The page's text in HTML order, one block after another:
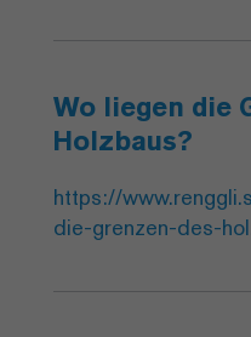
Wo liegen die
Holzbaus?
https://
die-grenzen-des-